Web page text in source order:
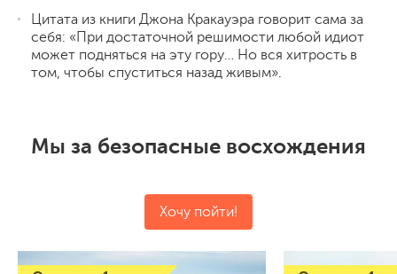
Цитата из книги Джона Кракауэра говорит сама за
себя: «При достаточной решимости любой идиот
может подняться на эту гору… Но вся хитрость в
том, чтобы спуститься назад живым».
Мы за безопасные восхождения
Хочу пойти!